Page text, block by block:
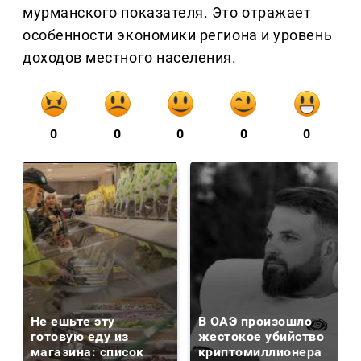
мурманского показателя. Это отражает
особенности экономики региона и уровень
доходов местного населения.
0 0 0 0 0
Не ешьте эту
готовую еду из
магазина: список
В ОАЭ произошло
жестокое убийство
криптомиллионера